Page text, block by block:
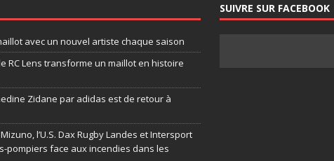
avec un nouvel artiste chaque saison
RC Lens transforme un maillot en histoire
Zidane par adidas est de retour à
l’U.S. Dax Rugby Landes et Intersport
pompiers face aux incendies dans les
SUIVRE SUR FACEBOOK